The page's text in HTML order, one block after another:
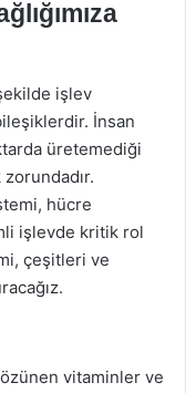
işlev
İnsan
üretemediği
hücre
işlevde kritik rol
çeşitleri ve
vitaminler ve